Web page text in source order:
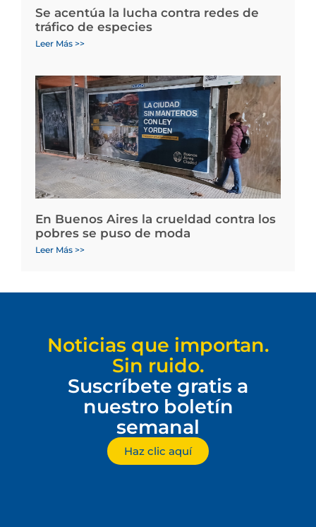
Se acentúa la lucha contra redes de
tráfico de especies
Leer Más >>
En Buenos Aires la crueldad contra los
pobres se puso de moda
Leer Más >>
Noticias que importan.
Sin ruido.
Suscríbete gratis a
nuestro boletín
semanal
Haz clic aquí